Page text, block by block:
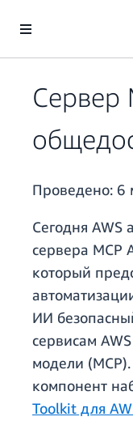
Перейти к главному
Сервер
Проведено: 6
Сегодня AWS
сервера MCP
который
ИИ
сервисам
модели
компонент
Toolkit для